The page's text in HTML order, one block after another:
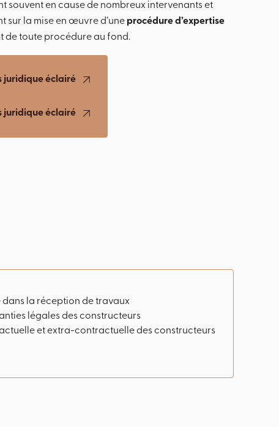
souvent en cause de nombreux intervenants et
sur la mise en œuvre d’une procédure d’expertise
de toute procédure au fond.
juridique éclairé
juridique éclairé
dans la réception de travaux
légales des constructeurs
et extra-contractuelle des constructeurs